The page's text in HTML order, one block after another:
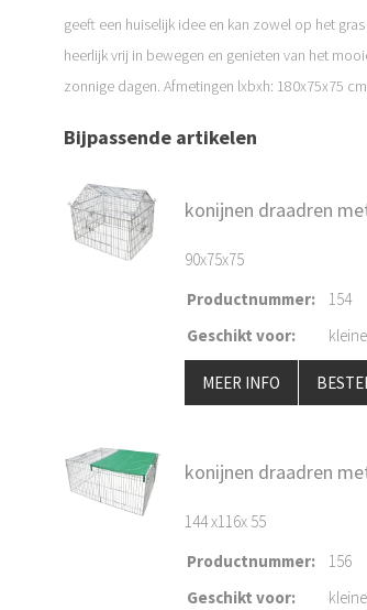
geeft een huiselijk idee en kan zowel op het
heerlijk vrij in bewegen en genieten van het
zonnige dagen. Afmetingen lxbxh: 180x75x75
Bijpassende artikelen
konijnen draadren
90x75x75
Productnummer:
154
Geschikt voor:
MEER INFO
konijnen draadren
144 x116x 55
Productnummer:
156
Geschikt voor: